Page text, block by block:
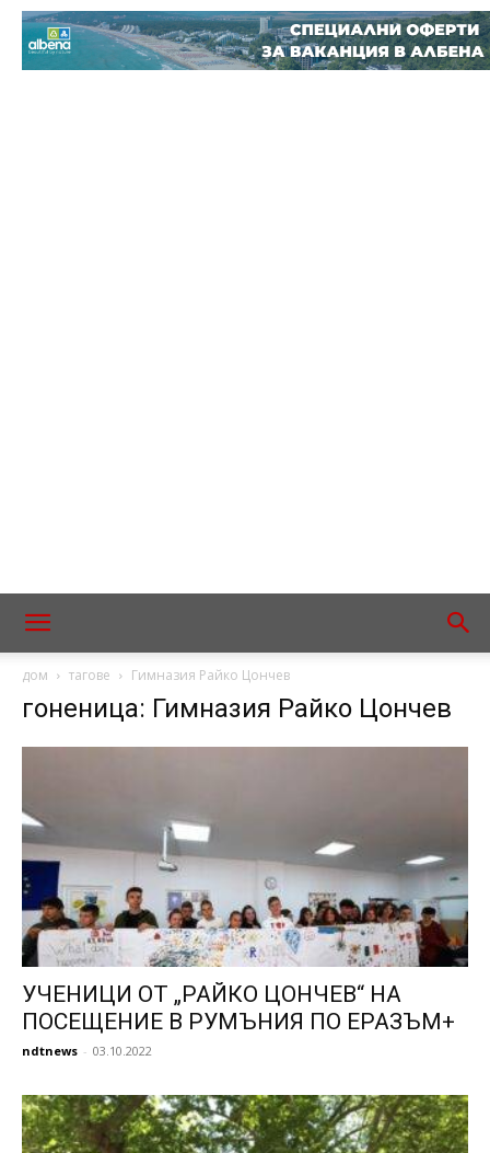
дом тагове Гимназия Райко Цончев
гоненица: Гимназия Райко Цончев
УЧЕНИЦИ ОТ „РАЙКО ЦОНЧЕВ“ НА
ПОСЕЩЕНИЕ В РУМЪНИЯ ПО ЕРАЗЪМ+
ndtnews - 03.10.2022